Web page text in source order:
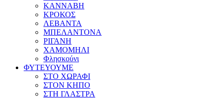
ΚΑΝΝΑΒΗ
ΚΡΟΚΟΣ
ΛΕΒΑΝΤΑ
ΜΠΕΛΑΝΤΟΝΑ
ΡΙΓΑΝΗ
ΧΑΜΟΜΗΛΙ
Φλησκούνι
ΦΥΤΕΥΟΥΜΕ
ΣΤΟ ΧΩΡΑΦΙ
ΣΤΟΝ ΚΗΠΟ
ΣΤΗ ΓΛΑΣΤΡΑ